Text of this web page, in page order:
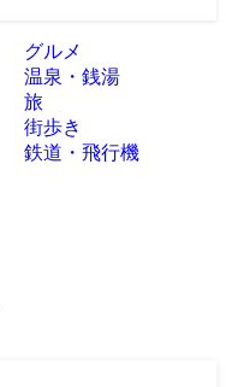
グルメ
温泉・銭湯
旅
街歩き
鉄道・飛行機